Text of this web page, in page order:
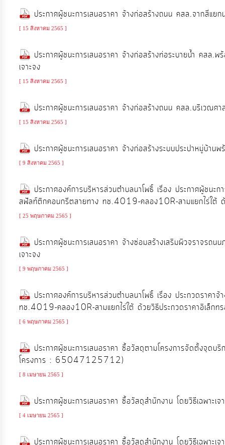
จัดการ
ความ
งาน
ให้
บริการ
แผนการ
ใช้
จ่าย
งบ
ประมาณ
ประจำ
ปี
การ
บริหาร
พัฒนา
ทรัพยากร
บุคคล
การ
จัด
ซื้อ
ประกาศผู้ชนะการเสนอราคา จ้างก่อสร้างถนน คสล.จากสี่แย
[ 15 สิงหาคม 2565 ]
ประกาศผู้ชนะการเสนอราคา จ้างก่อสร้างท่อระบายน้ำ คสล
เจาะจง
[ 15 สิงหาคม 2565 ]
ประกาศผู้ชนะการเสนอราคา จ้างก่อสร้างถนน คสล.บริเวณศ
[ 15 สิงหาคม 2565 ]
ประกาศผู้ชนะการเสนอราคา จ้างก่อสร้างระบบประปาหมู่บ้
[ 9 สิงหาคม 2565 ]
ประกาศองค์การบริหารส่วนตำบลนาโพธิ์ เรื่อง ประกาศผู้ชนะ
สฟัลท์ติกคอนกรีตสายทาง ทช.4019-คลอง10R-สามแยกไร่ใต้
[ 25 พฤษภาคม 2565 ]
ประกาศผู้ชนะการเสนอราคา จ้างซ่อมสร้างเสริมผิวจราจรถ
เจาะจง
[ 9 พฤษภาคม 2565 ]
ประกาศองค์การบริหารส่วนตำบลนาโพธิ์ เรื่อง ประกวดราค
ทช.4019-คลอง10R-สามแยกไร่ใต้ ด้วยวิธีประกวดราคาอิเล็ก
[ 6 พฤษภาคม 2565 ]
ประกาศผู้ชนะการเสนอราคา ซื้อวัสดุตามโครงการจัดตั้งจุดบ
โครงการ : 65047125712)
[ 8 เมษายน 2565 ]
ประกาศผู้ชนะการเสนอราคา ซื้อวัสดุสำนักงาน โดยวิธีเฉพ
[ 4 เมษายน 2565 ]
ประกาศผู้ชนะการเสนอราคา ซื้อวัสดุสำนักงาน โดยวิธีเฉพ